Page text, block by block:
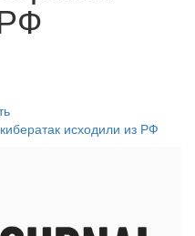
исходили из РФ